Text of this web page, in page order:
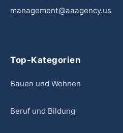
management@aaagency.us
Top-Kategorien
Bauen und Wohnen
Beruf und Bildung